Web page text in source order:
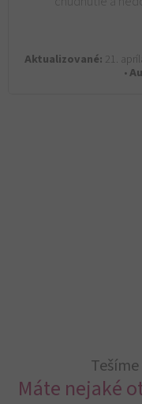
Aktualizované: 21.
•
Máte nejaké